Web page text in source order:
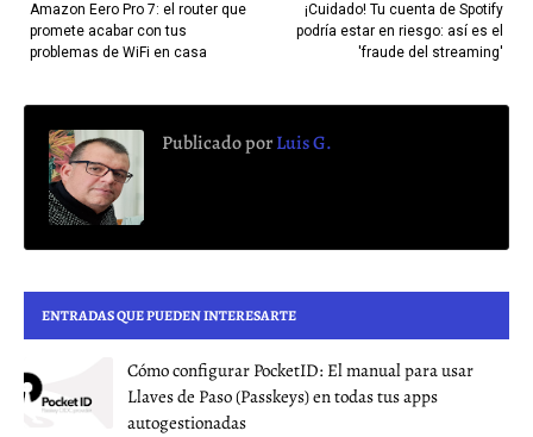
¡Cuidado! Tu cuenta de Spotify
podría estar en riesgo: así es el
'fraude del streaming'
Amazon Eero Pro 7: el router que
promete acabar con tus
problemas de WiFi en casa
Publicado porLuis G.
ENTRADAS QUE PUEDEN INTERESARTE
Cómo configurar PocketID: El manual para usar
Llaves de Paso (Passkeys) en todas tus apps
autogestionadas